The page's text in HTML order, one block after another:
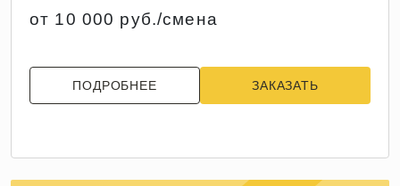
от 10 000 руб./смена
ПОДРОБНЕЕ ЗАКАЗАТЬ